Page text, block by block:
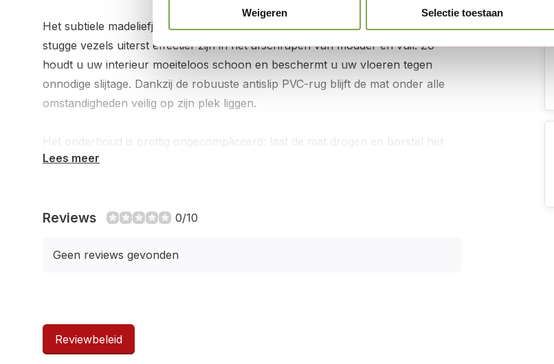
Weigeren Selectie toestaan
Het subtiele madeliefjespatroon zorgt voor een gastvrij welkom, terwijl de
stugge vezels uiterst effectief zijn in het afschrapen van modder en vuil. Zo
houdt u uw interieur moeiteloos schoon en beschermt u uw vloeren tegen
onnodige slijtage. Dankzij de robuuste antislip PVC-rug blijft de mat onder alle
omstandigheden veilig op zijn plek liggen.
Het onderhoud is prettig ongecompliceerd: laat de mat drogen en borstel het
vuil er simpelweg vanaf. Een duurzame, weerbestendige en stijlvolle aanwinst
Lees meer
Reviews 0/10
Geen reviews gevonden
Reviewbeleid